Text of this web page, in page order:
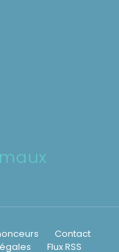
Contact
Flux RSS